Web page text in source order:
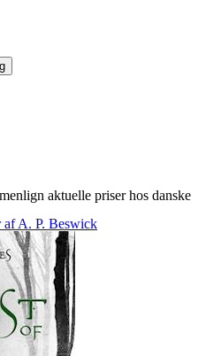
aktuelle priser hos danske
af A. P. Beswick